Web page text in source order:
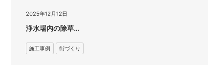
2025年12月12日
浄水場内の除草…
施工事例 街づくり